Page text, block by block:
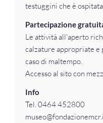
testuggini che è
Partecipazione
Le attività all'aperto
calzature appropriate e
caso di maltempo.
Accesso al sito con
Info
Tel. 0464 452800